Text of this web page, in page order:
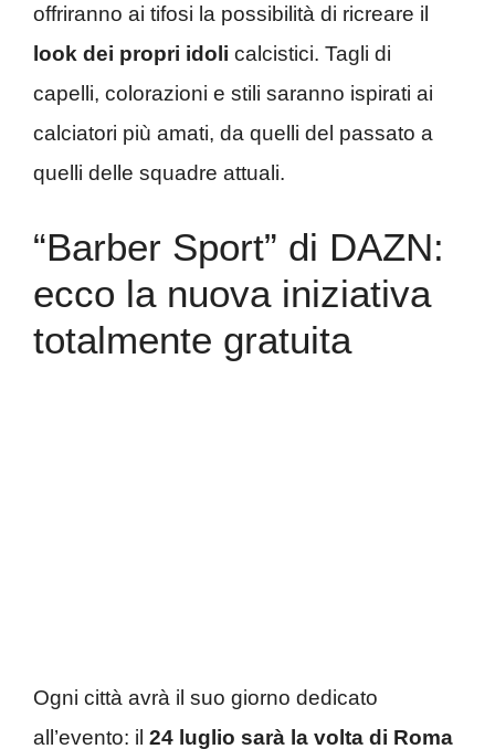
offriranno ai tifosi la possibilità di ricreare il
look dei propri idoli calcistici. Tagli di
capelli, colorazioni e stili saranno ispirati ai
calciatori più amati, da quelli del passato a
quelli delle squadre attuali.
“Barber Sport” di DAZN:
ecco la nuova iniziativa
totalmente gratuita
Ogni città avrà il suo giorno dedicato
all’evento: il 24 luglio sarà la volta di Roma